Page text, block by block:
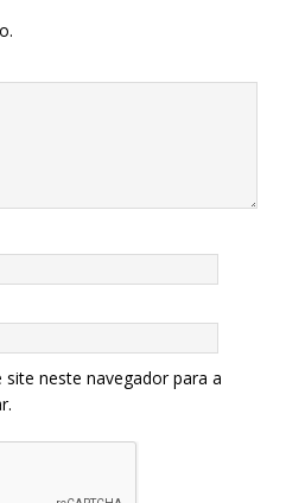
neste navegador para a